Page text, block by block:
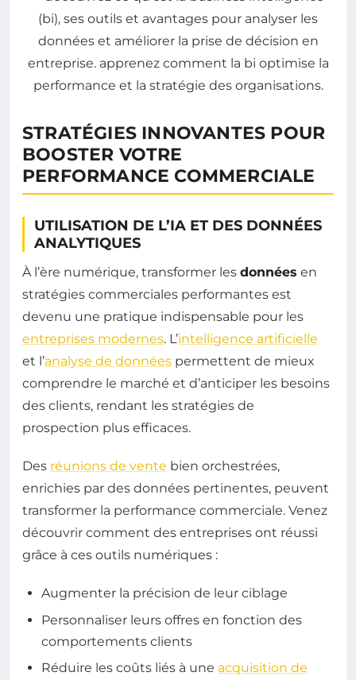
STRATÉGIES INNOVANTES POUR
BOOSTER VOTRE
PERFORMANCE COMMERCIALE
UTILISATION DE L’IA ET DES DONNÉES
ANALYTIQUES
À l’ère numérique, transformer les données en
stratégies commerciales performantes est
devenu une pratique indispensable pour les
entreprises modernes. L’intelligence artificielle
et l’analyse de données permettent de mieux
comprendre le marché et d’anticiper les besoins
des clients, rendant les stratégies de
prospection plus efficaces.
Des réunions de vente bien orchestrées,
enrichies par des données pertinentes, peuvent
transformer la performance commerciale. Venez
découvrir comment des entreprises ont réussi
grâce à ces outils numériques :
Augmenter la précision de leur ciblage
Personnaliser leurs offres en fonction des
comportements clients
Réduire les coûts liés à une acquisition de